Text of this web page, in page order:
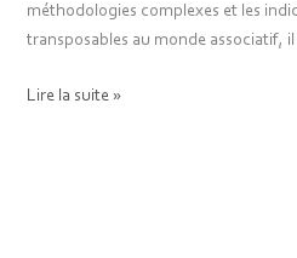
méthodologies complexes et les
transposables au monde associatif, il
Lire la suite »